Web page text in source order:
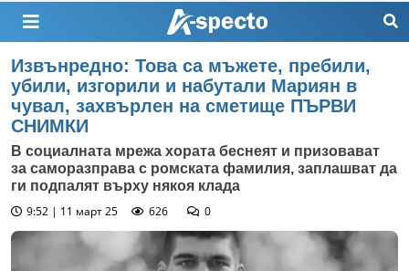
Извънредно: Това са мъжете, пребили,
убили, изгорили и набутали Мариян в
чувал, захвърлен на сметище ПЪРВИ
СНИМКИ
В социалната мрежа хората беснеят и призовават
за саморазправа с ромската фамилия, заплашват да
ги подпалят върху някоя клада
9:52 | 11 март 25
626 0